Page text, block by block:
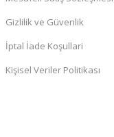
Gizlilik ve Güvenlik
İptal İade Koşullari
Kişisel Veriler Politikası